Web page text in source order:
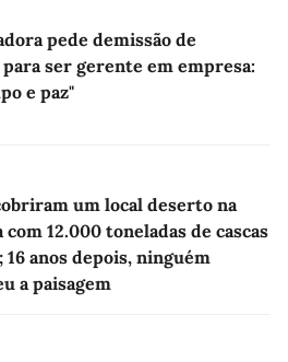
pede demissão de
ser gerente em empresa:
e paz"
um local deserto na
com 12.000 toneladas de cascas
16 anos depois, ninguém
a paisagem